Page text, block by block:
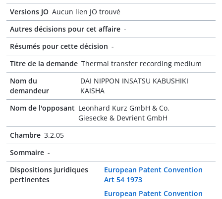
Versions JO Aucun lien JO trouvé
Autres décisions pour cet affaire -
Résumés pour cette décision -
Titre de la demande Thermal transfer recording medium
Nom du
demandeur
DAI NIPPON INSATSU KABUSHIKI
KAISHA
Nom de l'opposant Leonhard Kurz GmbH & Co.
Giesecke & Devrient GmbH
Chambre 3.2.05
Sommaire -
Dispositions juridiques
pertinentes
European Patent Convention
Art 54 1973
European Patent Convention